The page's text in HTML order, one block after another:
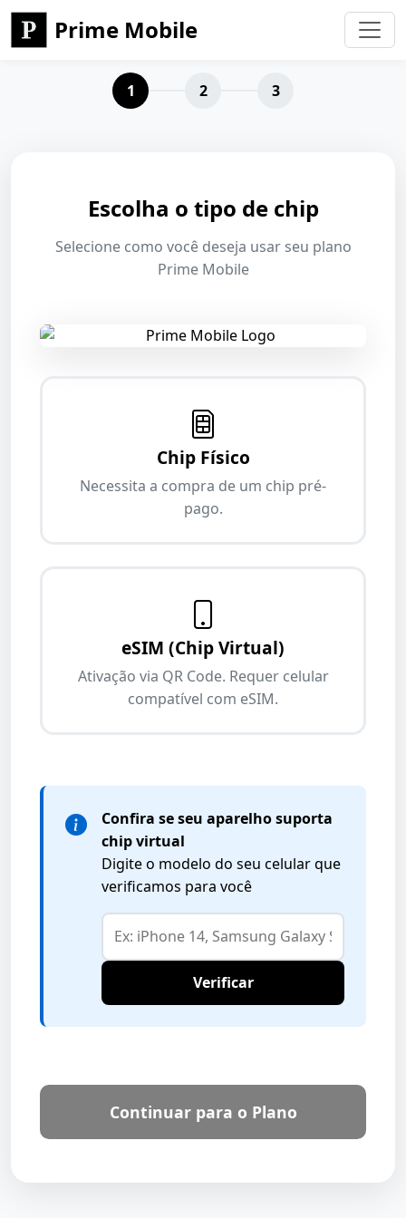
Prime Mobile
1 2 3
Escolha o tipo de chip
Selecione como você deseja usar seu plano
Prime Mobile
Chip Físico
Necessita a compra de um chip pré-
pago.
eSIM (Chip Virtual)
Ativação via QR Code. Requer celular
compatível com eSIM.
Confira se seu aparelho suporta
chip virtual
Digite o modelo do seu celular que
verificamos para você
Verificar
Continuar para o Plano